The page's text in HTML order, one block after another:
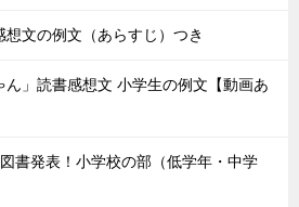
想文の例文（あらすじ）つき
ん」読書感想文 小学生の例文【動画あ
書発表！小学校の部（低学年・中学